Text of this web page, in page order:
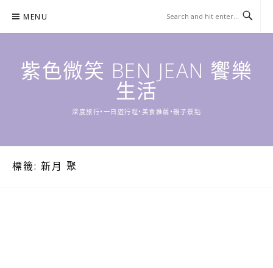
content
MENU
紫色微笑 BEN JEAN 饗樂
生活
深度旅行•一日遊行程•美食推薦•親子景點
標籤: 新月 聚